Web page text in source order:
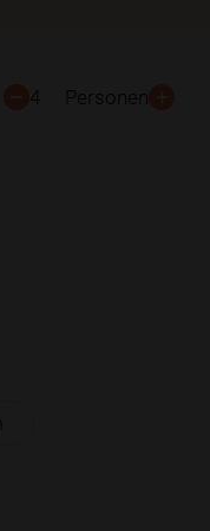
4 Personen